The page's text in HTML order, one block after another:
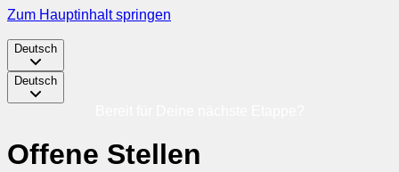
Zum Hauptinhalt springen
Deutsch
Deutsch
Offene Stellen